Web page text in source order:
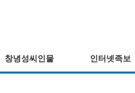
창녕성씨인물 인터넷족보